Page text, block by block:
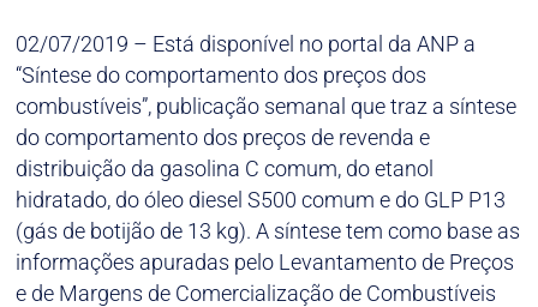
02/07/2019 – Está disponível no portal da ANP a
“Síntese do comportamento dos preços dos
combustíveis”, publicação semanal que traz a síntese
do comportamento dos preços de revenda e
distribuição da gasolina C comum, do etanol
hidratado, do óleo diesel S500 comum e do GLP P13
(gás de botijão de 13 kg). A síntese tem como base as
informações apuradas pelo Levantamento de Preços
e de Margens de Comercialização de Combustíveis